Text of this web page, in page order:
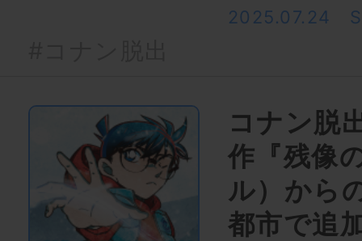
2025.07.24
コナン脱
作『残像
ル）から
都市で追